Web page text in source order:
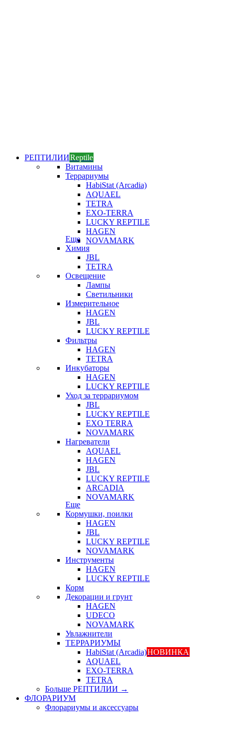
РЕПТИЛИИReptile
Витамины
Террариумы
HabiStat (Arcadia)
AQUAEL
TETRA
EXO-TERRA
LUCKY REPTILE
HAGEN
NOVAMARK
Еще
Химия
JBL
TETRA
Освещение
Лампы
Светильники
Измерительное
HAGEN
JBL
LUCKY REPTILE
Фильтры
HAGEN
TETRA
Инкубаторы
HAGEN
LUCKY REPTILE
Уход за террариумом
JBL
LUCKY REPTILE
EXO TERRA
NOVAMARK
Нагреватели
AQUAEL
HAGEN
JBL
LUCKY REPTILE
ARCADIA
NOVAMARK
Еще
Кормушки, поилки
HAGEN
JBL
LUCKY REPTILE
NOVAMARK
Инструменты
HAGEN
LUCKY REPTILE
Корм
Декорации и грунт
HAGEN
UDECO
NOVAMARK
Увлажнители
ТЕРРАРИУМЫ
HabiStat (Arcadia)НОВИНКА
AQUAEL
EXO-TERRA
TETRA
Больше РЕПТИЛИИ →
ФЛОРАРИУМ
Флорариумы и аксессуары